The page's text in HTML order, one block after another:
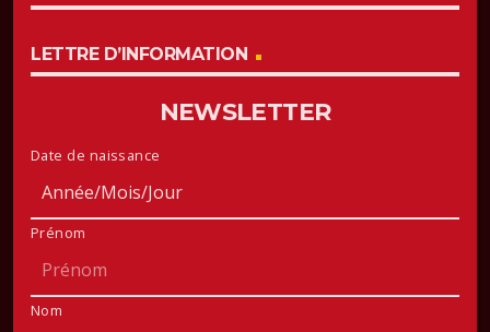
LETTRE D’INFORMATION
NEWSLETTER
Date de naissance
Prénom
Nom